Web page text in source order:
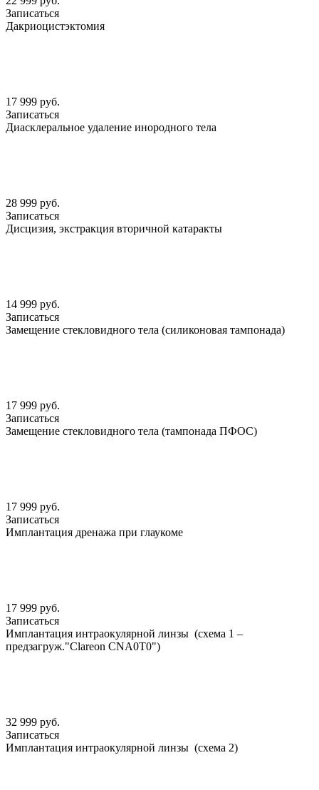
Записаться
Дакриоцистэктомия
17 999 руб.
Записаться
Диасклеральное удаление инородного тела
28 999 руб.
Записаться
Дисцизия, экстракция вторичной катаракты
14 999 руб.
Записаться
Замещение стекловидного тела (силиконовая тампонада)
17 999 руб.
Записаться
Замещение стекловидного тела (тампонада ПФОС)
17 999 руб.
Записаться
Имплантация дренажа при глаукоме
17 999 руб.
Записаться
Имплантация интраокулярной линзы (схема 1 –
предзагруж."Clareon CNА0Т0")
32 999 руб.
Записаться
Имплантация интраокулярной линзы (схема 2)